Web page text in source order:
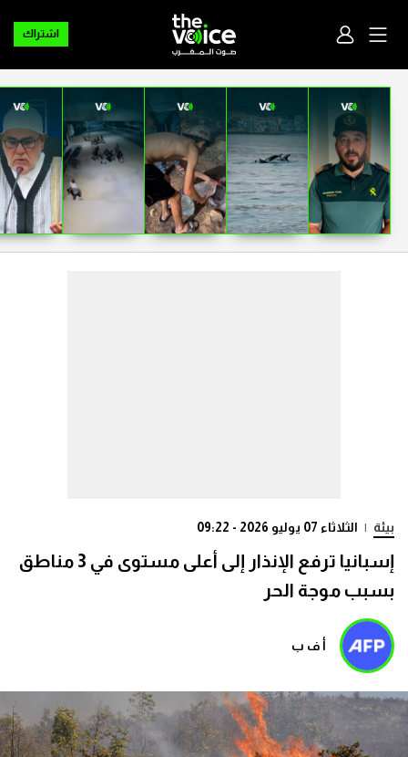
اشتراك
بيئة | الثلاثاء 07 يوليو 2026 - 09:22
إسبانيا ترفع الإنذار إلى أعلى مستوى في 3 مناطق
بسبب موجة الحر
أ ف ب